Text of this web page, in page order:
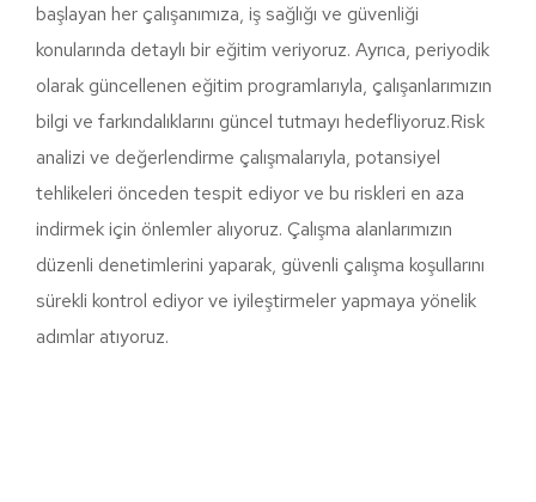
başlayan her çalışanımıza, iş sağlığı ve güvenliği
konularında detaylı bir eğitim veriyoruz. Ayrıca, periyodik
olarak güncellenen eğitim programlarıyla, çalışanlarımızın
bilgi ve farkındalıklarını güncel tutmayı hedefliyoruz.Risk
analizi ve değerlendirme çalışmalarıyla, potansiyel
tehlikeleri önceden tespit ediyor ve bu riskleri en aza
indirmek için önlemler alıyoruz. Çalışma alanlarımızın
düzenli denetimlerini yaparak, güvenli çalışma koşullarını
sürekli kontrol ediyor ve iyileştirmeler yapmaya yönelik
adımlar atıyoruz.